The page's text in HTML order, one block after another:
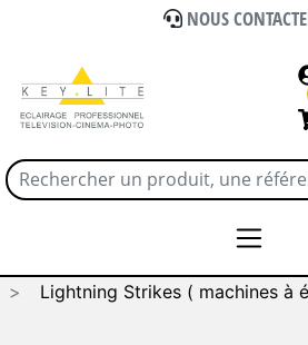
NOUS
Lightning Strikes ( machines à